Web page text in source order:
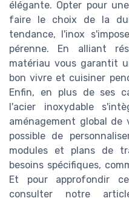
élégante. Opter pour
faire le choix de la
tendance, l'inox
pérenne. En alliant
matériau vous garantit
bon vivre et cuisiner
Enfin, en plus de ses
l'acier inoxydable
aménagement global de
possible de
modules et plans de
besoins spécifiques,
Et pour approfondir
consulter notre